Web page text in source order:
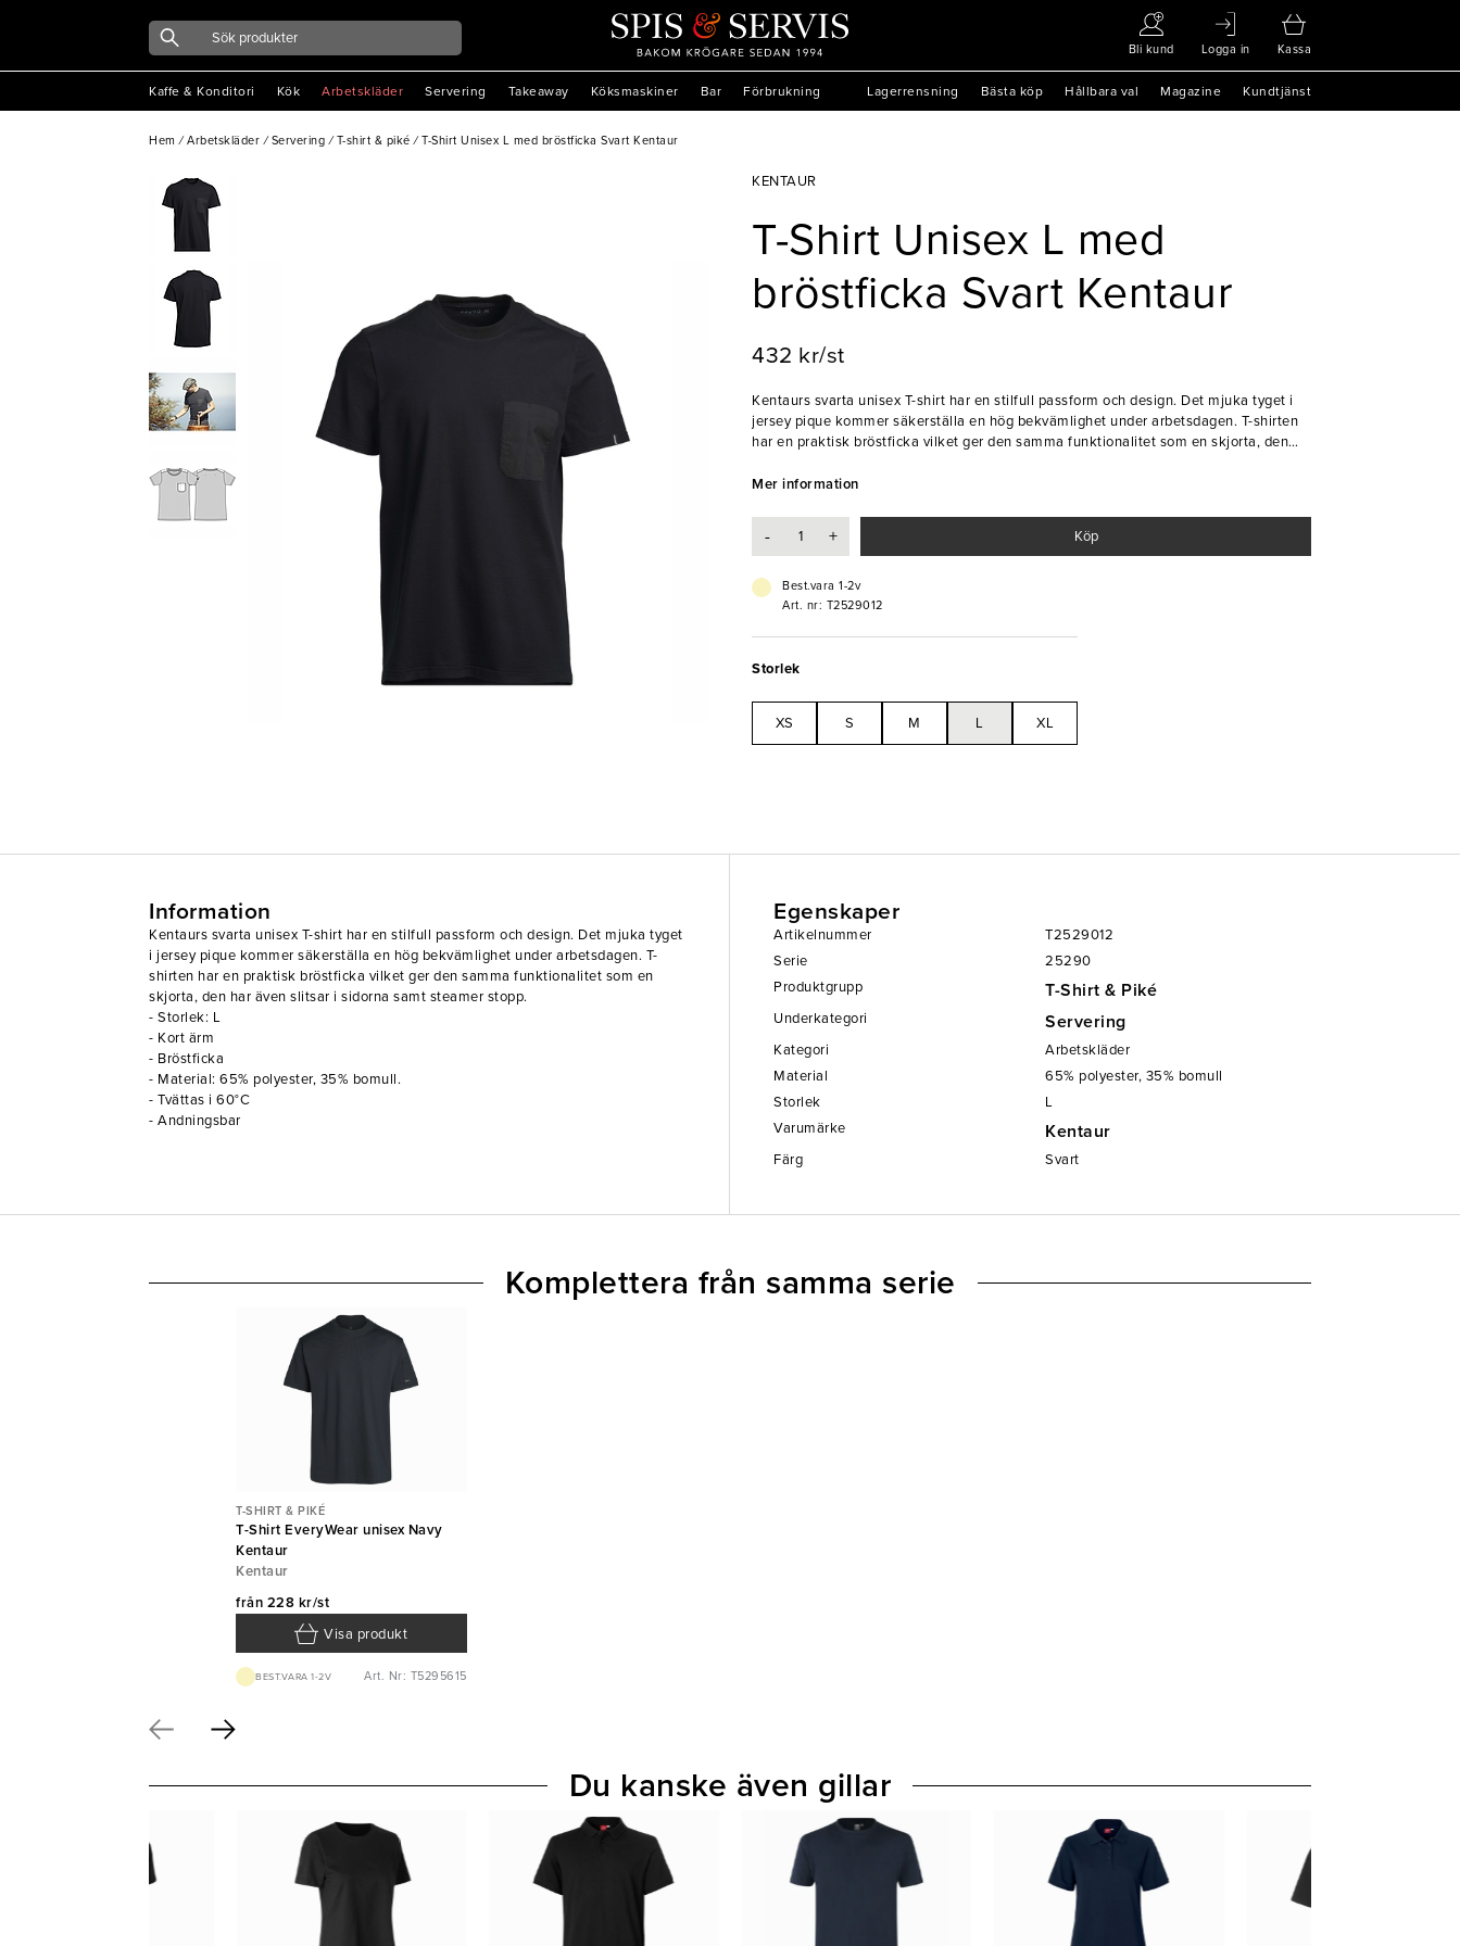
Bli kund Logga in Kassa
Kaffe & Konditori Kök Arbetskläder Servering Takeaway Köksmaskiner Bar Förbrukning Lagerrensning Bästa köp Hållbara val Magazine Kundtjänst
Hem / Arbetskläder / Servering / T-shirt & piké / T-Shirt Unisex L med bröstficka Svart Kentaur
KENTAUR
T-Shirt Unisex L med
bröstficka Svart Kentaur
432 kr/st
Kentaurs svarta unisex T-shirt har en stilfull passform och design. Det mjuka tyget i
jersey pique kommer säkerställa en hög bekvämlighet under arbetsdagen. T-shirten
har en praktisk bröstficka vilket ger den samma funktionalitet som en skjorta, den
- Storlek: L
- Material: 65% polyester, 35% bomull.
- Andningsbar
Mer information
- + Köp
Best.vara 1-2v
Art. nr: T2529012
Storlek
XS S M L XL
Information
Kentaurs svarta unisex T-shirt har en stilfull passform och design. Det mjuka tyget
i jersey pique kommer säkerställa en hög bekvämlighet under arbetsdagen. T-
shirten har en praktisk bröstficka vilket ger den samma funktionalitet som en
skjorta, den har även slitsar i sidorna samt steamer stopp.
- Storlek: L
- Kort ärm
- Bröstficka
- Material: 65% polyester, 35% bomull.
- Tvättas i 60°C
- Andningsbar
Egenskaper
Artikelnummer
T2529012
Serie
25290
Produktgrupp
T-Shirt & Piké
Underkategori Servering
Kategori
Arbetskläder
Material
65% polyester, 35% bomull
Storlek
L
Varumärke
Kentaur
Färg Svart
T-SHIRT & PIKÉ
T-Shirt EveryWear unisex Navy
Kentaur
Kentaur
från 228 kr/st
Visa produkt
BEST.VARA 1-2V Art. Nr: T5295615
Komplettera från samma serie
Du kanske även gillar